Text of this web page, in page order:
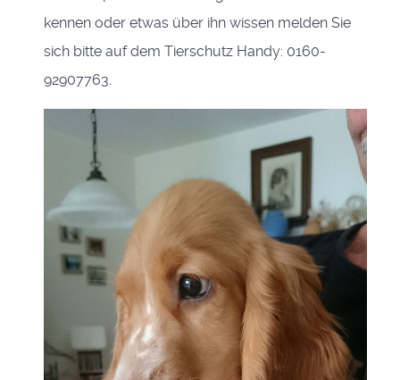
kennen oder etwas über ihn wissen melden Sie
sich bitte auf dem Tierschutz Handy: 0160-
92907763.